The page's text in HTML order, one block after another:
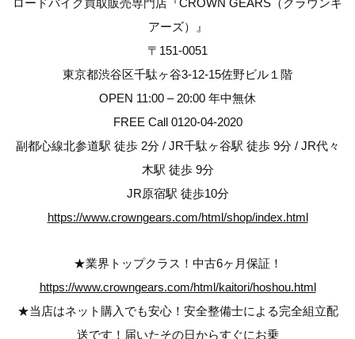
ロードバイク買取販売専門店『CROWN GEARS（クラウンギ
アーズ）』
〒151-0051
東京都渋谷区千駄ヶ谷3-12-15佐野ビル１階
OPEN 11:00 – 20:00 年中無休
FREE Call 0120-04-2020
副都心線北参道駅 徒歩 2分 / JR千駄ヶ谷駅 徒歩 9分 / JR代々
木駅 徒歩 9分
JR原宿駅 徒歩10分
https://www.crowngears.com/html/shop/index.html
★業界トップクラス！中古6ヶ月保証！
https://www.crowngears.com/html/kaitori/hoshou.html
★当店はネット購入でも安心！安全整備士による完全組立配
送です！届いたその日からすぐにお乗